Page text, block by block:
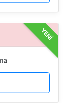
YENİ